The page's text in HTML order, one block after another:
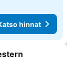
hinnat